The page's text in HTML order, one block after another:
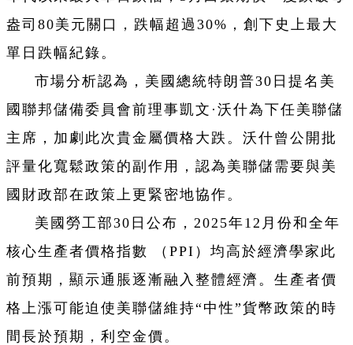
盎司80美元關口，跌幅超過30%，創下史上最大
單日跌幅紀錄。
市場分析認為，美國總統特朗普30日提名美
國聯邦儲備委員會前理事凱文·沃什為下任美聯儲
主席，加劇此次貴金屬價格大跌。沃什曾公開批
評量化寬鬆政策的副作用，認為美聯儲需要與美
國財政部在政策上更緊密地協作。
美國勞工部30日公布，2025年12月份和全年
核心生產者價格指數 （PPI）均高於經濟學家此
前預期，顯示通脹逐漸融入整體經濟。生產者價
格上漲可能迫使美聯儲維持“中性”貨幣政策的時
間長於預期，利空金價。